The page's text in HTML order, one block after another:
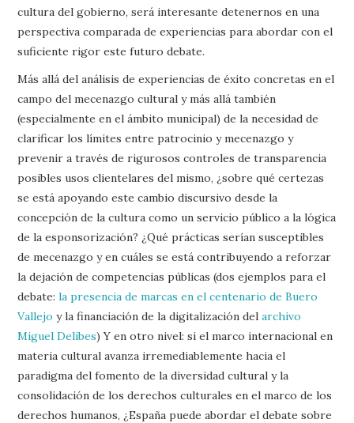
cultura del gobierno, será interesante detenernos en una
perspectiva comparada de experiencias para abordar con el
suficiente rigor este futuro debate.
Más allá del análisis de experiencias de éxito concretas en el
campo del mecenazgo cultural y más allá también
(especialmente en el ámbito municipal) de la necesidad de
clarificar los límites entre patrocinio y mecenazgo y
prevenir a través de rigurosos controles de transparencia
posibles usos clientelares del mismo, ¿sobre qué certezas
se está apoyando este cambio discursivo desde la
concepción de la cultura como un servicio público a la lógica
de la esponsorización? ¿Qué prácticas serían susceptibles
de mecenazgo y en cuáles se está contribuyendo a reforzar
la dejación de competencias públicas (dos ejemplos para el
debate:la presencia de marcas en el centenario de Buero
Vallejo y la financiación de la digitalización delarchivo
Miguel Delibes) Y en otro nivel: si el marco internacional en
materia cultural avanza irremediablemente hacia el
paradigma del fomento de la diversidad cultural y la
consolidación de los derechos culturales en el marco de los
derechos humanos, ¿España puede abordar el debate sobre